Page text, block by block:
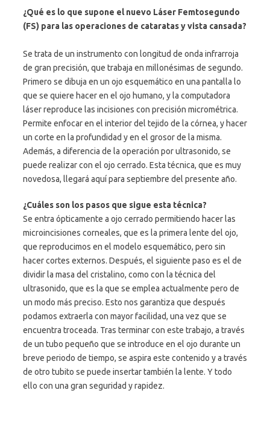
¿Qué es lo que supone el nuevo Láser Femtosegundo
(FS) para las operaciones de cataratas y vista cansada?
Se trata de un instrumento con longitud de onda infrarroja
de gran precisión, que trabaja en millonésimas de segundo.
Primero se dibuja en un ojo esquemático en una pantalla lo
que se quiere hacer en el ojo humano, y la computadora
láser reproduce las incisiones con precisión micrométrica.
Permite enfocar en el interior del tejido de la córnea, y hacer
un corte en la profundidad y en el grosor de la misma.
Además, a diferencia de la operación por ultrasonido, se
puede realizar con el ojo cerrado. Esta técnica, que es muy
novedosa, llegará aquí para septiembre del presente año.
¿Cuáles son los pasos que sigue esta técnica?
Se entra ópticamente a ojo cerrado permitiendo hacer las
microincisiones corneales, que es la primera lente del ojo,
que reproducimos en el modelo esquemático, pero sin
hacer cortes externos. Después, el siguiente paso es el de
dividir la masa del cristalino, como con la técnica del
ultrasonido, que es la que se emplea actualmente pero de
un modo más preciso. Esto nos garantiza que después
podamos extraerla con mayor facilidad, una vez que se
encuentra troceada. Tras terminar con este trabajo, a través
de un tubo pequeño que se introduce en el ojo durante un
breve periodo de tiempo, se aspira este contenido y a través
de otro tubito se puede insertar también la lente. Y todo
ello con una gran seguridad y rapidez.